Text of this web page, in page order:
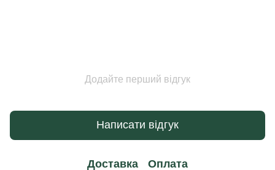
Додайте перший відгук
Написати відгук
Доставка Оплата